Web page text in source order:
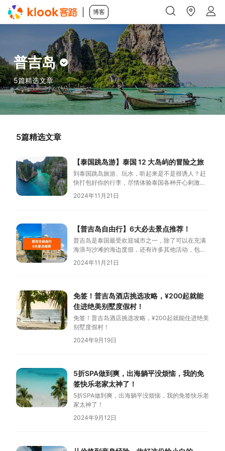
博客
普吉岛
5篇精选文章
5篇精选文章
【泰国跳岛游】泰国 12 大岛屿的冒险之旅
到泰国跳岛旅游、玩水，听起来是不是很诱人？赶
快打包好你的行李，尽情体验泰国各种开心剌激的
事情！ 从令人垂涎的当地美食、历史悠久的文化地
标，到车水马龙的市场和原始古朴的海滩和小岛，
2024年11月21日
【普吉岛自由行】6大必去景点推荐！
普吉岛是泰国最受欢迎城市之一，除了可以在充满
海浪与沙滩的海边度假，还有许多其他活动，包括
游览旧城小镇、参观文化遗址，或是适合亲子同乐
的水上乐园。
2024年11月21日
免签！普吉岛酒店挑选攻略，¥200起就能
住进绝美别墅度假村！
免签！普吉岛酒店挑选攻略，¥200起就能住进绝美
别墅度假村！
2024年9月19日
5折SPA做到爽，出海躺平没烦恼，我的免
签快乐老家太神了！
5折SPA做到爽，出海躺平没烦恼，我的免签快乐老
家太神了！
2024年9月12日